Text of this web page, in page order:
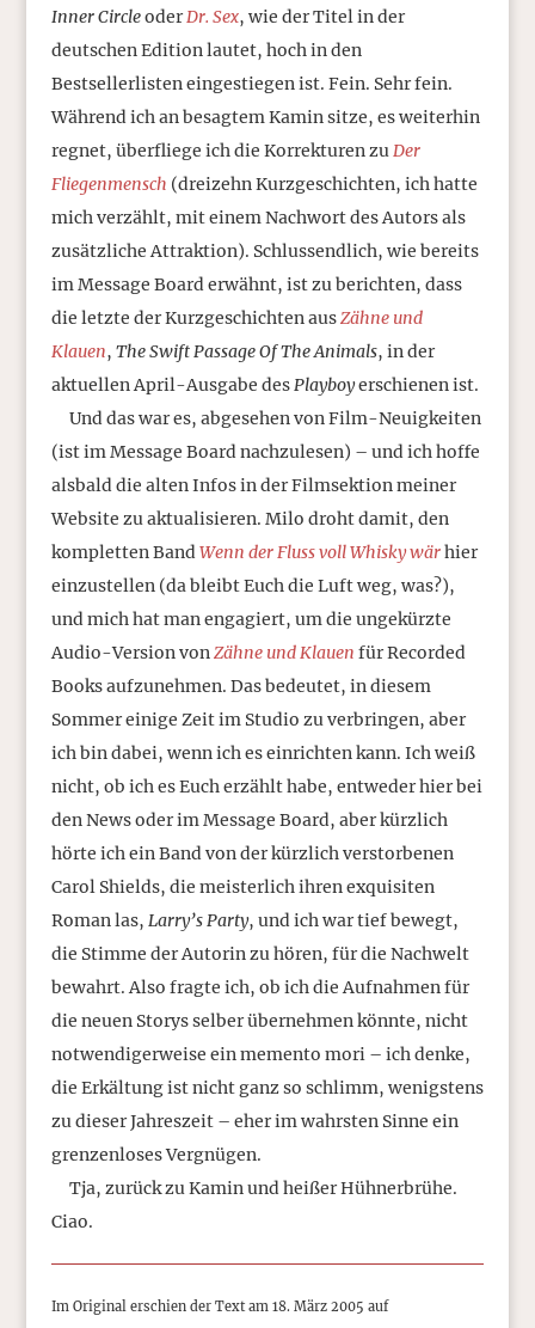
Inner CircleoderDr. Sex, wie der Titel in der
deutschen Edition lautet, hoch in den
Bestsellerlisten eingestiegen ist. Fein. Sehr fein.
Während ich an besagtem Kamin sitze, es weiterhin
regnet, überfliege ich die Korrekturen zu Der
Fliegenmensch (dreizehn Kurzgeschichten, ich hatte
mich verzählt, mit einem Nachwort des Autors als
zusätzliche Attraktion). Schlussendlich, wie bereits
im Message Board erwähnt, ist zu berichten, dass
die letzte der Kurzgeschichten ausZähne und
Klauen, The Swift Passage Of The Animals, in der
aktuellen April-Ausgabe des Playboyerschienen ist.
Und das war es, abgesehen von Film-Neuigkeiten
(ist im Message Board nachzulesen) – und ich hoffe
alsbald die alten Infos in der Filmsektion meiner
Website zu aktualisieren. Milo droht damit, den
kompletten Band Wenn der Fluss voll Whisky wärhier
einzustellen (da bleibt Euch die Luft weg, was?),
und mich hat man engagiert, um die ungekürzte
Audio-Version von Zähne und Klauen für Recorded
Books aufzunehmen. Das bedeutet, in diesem
Sommer einige Zeit im Studio zu verbringen, aber
ich bin dabei, wenn ich es einrichten kann. Ich weiß
nicht, ob ich es Euch erzählt habe, entweder hier bei
den News oder im Message Board, aber kürzlich
hörte ich ein Band von der kürzlich verstorbenen
Carol Shields, die meisterlich ihren exquisiten
Roman las, Larry’s Party, und ich war tief bewegt,
die Stimme der Autorin zu hören, für die Nachwelt
bewahrt. Also fragte ich, ob ich die Aufnahmen für
die neuen Storys selber übernehmen könnte, nicht
notwendigerweise ein memento mori – ich denke,
die Erkältung ist nicht ganz so schlimm, wenigstens
zu dieser Jahreszeit – eher im wahrsten Sinne ein
grenzenloses Vergnügen.
Tja, zurück zu Kamin und heißer Hühnerbrühe.
Ciao.
Im Original erschien der Text am 18. März 2005 auf